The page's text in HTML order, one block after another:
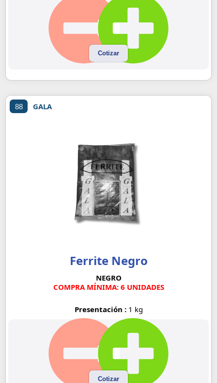
Cotizar
Ferrite Negro
NEGRO
COMPRA MÍNIMA: 6 UNIDADES
Presentación : 1 kg
88 GALA
Cotizar